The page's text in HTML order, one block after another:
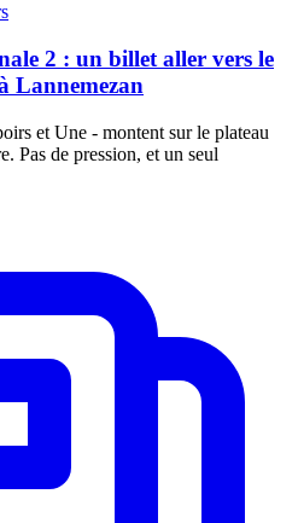
2 : un billet aller vers le
Lannemezan
et Une - montent sur le plateau
Pas de pression, et un seul